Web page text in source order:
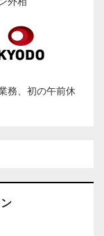
務、初の午前休